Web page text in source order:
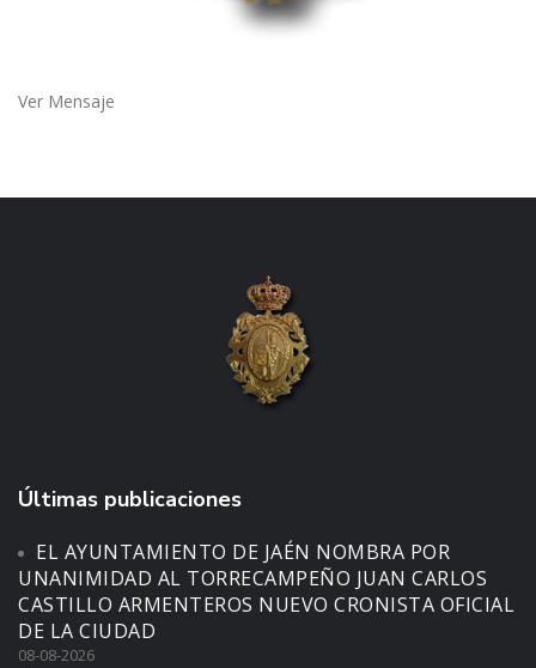
Ver Mensaje
Últimas publicaciones
EL AYUNTAMIENTO DE JAÉN NOMBRA POR
UNANIMIDAD AL TORRECAMPEÑO JUAN CARLOS
CASTILLO ARMENTEROS NUEVO CRONISTA OFICIAL
DE LA CIUDAD
08-08-2026